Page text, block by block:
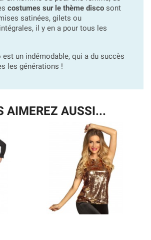
costumes sur le thème disco sont
satinées, gilets ou
il y en a pour tous les
est un indémodable, qui a du succès
les générations !
AIMEREZ AUSSI...